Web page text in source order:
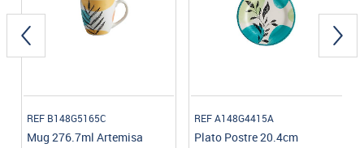
REF B148G5165C
Mug 276.7ml Artemisa
REF A148G4415A
Plato Postre 20.4cm